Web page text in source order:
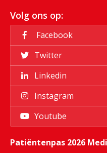
Volg ons op:
Facebook
Twitter
Linkedin
Instagram
Youtube
Patiëntenpas 2026